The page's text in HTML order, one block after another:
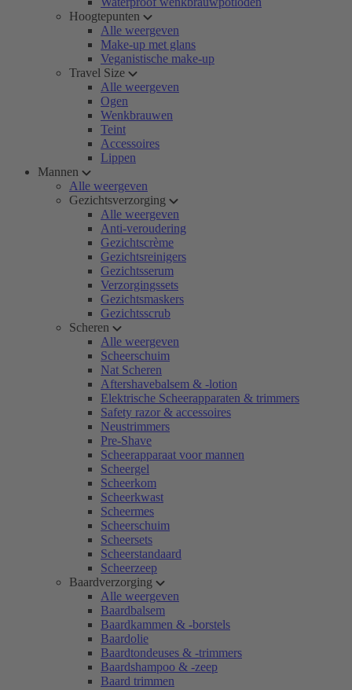
Hoogtepunten
Alle weergeven
Make-up met glans
Veganistische make-up
Travel Size
Alle weergeven
Ogen
Wenkbrauwen
Teint
Accessoires
Lippen
Mannen
Alle weergeven
Gezichtsverzorging
Alle weergeven
Anti-veroudering
Gezichtscrème
Gezichtsreinigers
Gezichtsserum
Verzorgingssets
Gezichtsmaskers
Gezichtsscrub
Scheren
Alle weergeven
Scheerschuim
Nat Scheren
Aftershavebalsem & -lotion
Elektrische Scheerapparaten & trimmers
Safety razor & accessoires
Neustrimmers
Pre-Shave
Scheerapparaat voor mannen
Scheergel
Scheerkom
Scheerkwast
Scheermes
Scheerschuim
Scheersets
Scheerstandaard
Scheerzeep
Baardverzorging
Alle weergeven
Baardbalsem
Baardkammen & -borstels
Baardolie
Baardtondeuses & -trimmers
Baardshampoo & -zeep
Baard trimmen